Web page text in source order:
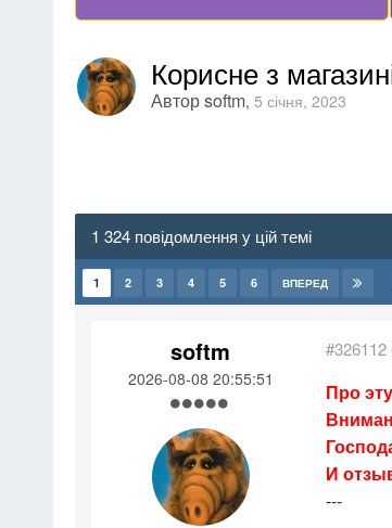
Корисне з
Авторsoftm, 5 січня, 2023
1 324 повідомлення у цій темі
1 2 3 4 5 6 ВПЕРЕД
softm
2026-08-08 20:55:51
#326112
Про
И
---